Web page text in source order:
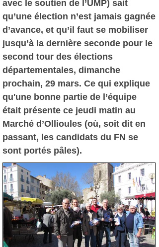
avec le soutien de l’UMP) sait
qu’une élection n’est jamais gagnée
d’avance, et qu’il faut se mobiliser
jusqu’à la dernière seconde pour le
second tour des élections
départementales, dimanche
prochain, 29 mars. Ce qui explique
qu'une bonne partie de l’équipe
était présente ce jeudi matin au
Marché d’Ollioules (où, soit dit en
passant, les candidats du FN se
sont portés pâles).